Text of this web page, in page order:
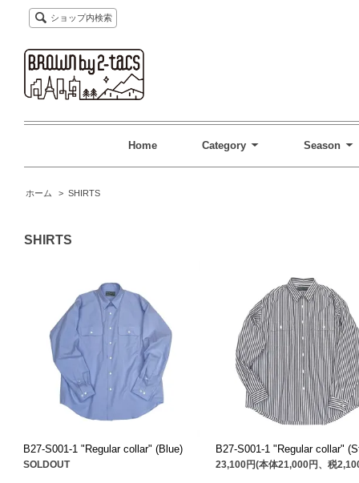
ショップ内検索
Home Category Season
ホーム > SHIRTS
SHIRTS
B27-S001-1 "Regular collar" (Blue)
SOLDOUT
B27-S001-1 "Regular collar"
23,100円(本体21,000円、税